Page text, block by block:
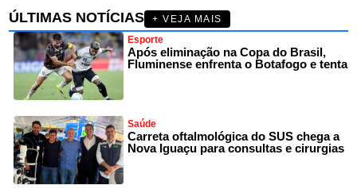
ÚLTIMAS NOTÍCIAS
+ VEJA MAIS
Esporte
Após eliminação na Copa do Brasil,
Fluminense enfrenta o Botafogo e tenta
Saúde
Carreta oftalmológica do SUS chega a
Nova Iguaçu para consultas e cirurgias